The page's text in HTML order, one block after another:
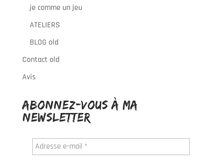
je comme un jeu
ATELIERS
BLOG old
Contact old
Avis
Abonnez-vous à ma
newsletter